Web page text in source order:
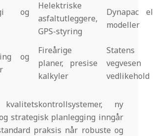
og
Helektriske
asfaltutleggere,
GPS-styring
Dynapac
modeller
og
Fireårige
planer, presise
kalkyler
Statens
vegvesen
vedlikehold
ny
strategisk planlegging inngår
praksis når robuste og